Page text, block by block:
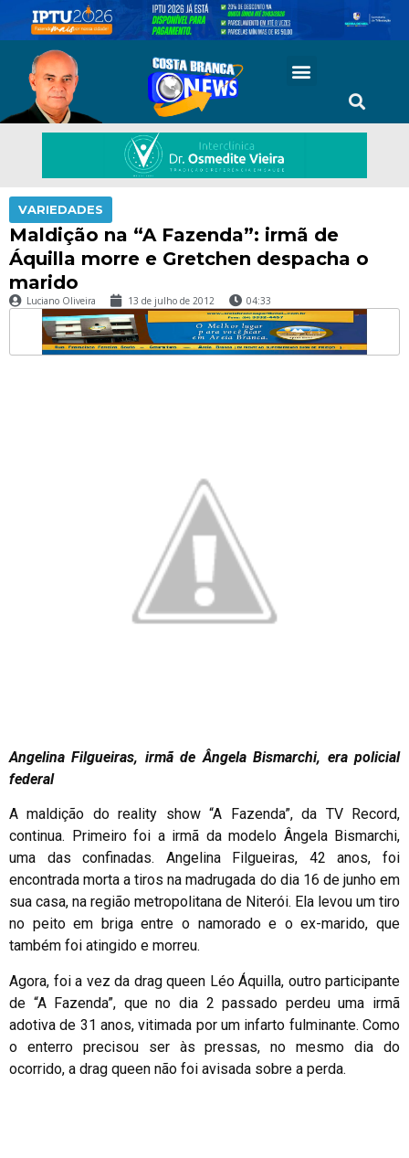
VARIEDADES
Maldição na “A Fazenda”: irmã de
Áquilla morre e Gretchen despacha o
marido
Luciano Oliveira 13 de julho de 2012 04:33
Angelina Filgueiras, irmã de Ângela Bismarchi, era policial
federal
A maldição do reality show “A Fazenda”, da TV Record,
continua. Primeiro foi a irmã da modelo Ângela Bismarchi,
uma das confinadas. Angelina Filgueiras, 42 anos, foi
encontrada morta a tiros na madrugada do dia 16 de junho em
sua casa, na região metropolitana de Niterói. Ela levou um tiro
no peito em briga entre o namorado e o ex-marido, que
também foi atingido e morreu.
Agora, foi a vez da drag queen Léo Áquilla, outro participante
de “A Fazenda”, que no dia 2 passado perdeu uma irmã
adotiva de 31 anos, vitimada por um infarto fulminante. Como
o enterro precisou ser às pressas, no mesmo dia do
ocorrido, a drag queen não foi avisada sobre a perda.